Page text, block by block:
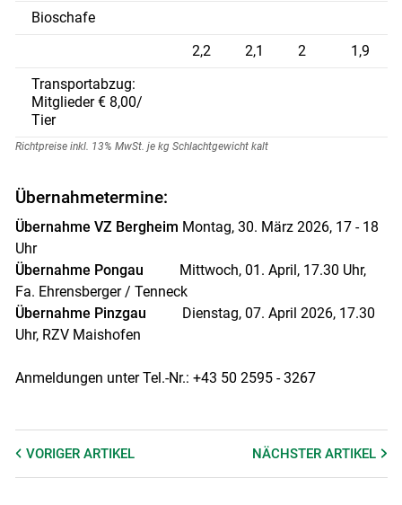
Bioschafe
2,2
2,1 2
1,9
Transportabzug:
Mitglieder € 8,00/
Tier
Richtpreise inkl. 13% MwSt. je kg Schlachtgewicht kalt
Übernahmetermine:
Übernahme VZ Bergheim Montag, 30. März 2026, 17 - 18
Uhr
Übernahme Pongau Mittwoch, 01. April, 17.30 Uhr,
Fa. Ehrensberger / Tenneck
Übernahme Pinzgau Dienstag, 07. April 2026, 17.30
Uhr, RZV Maishofen
Anmeldungen unter Tel.-Nr.: +43 50 2595 - 3267
VORIGER ARTIKEL NÄCHSTERARTIKEL